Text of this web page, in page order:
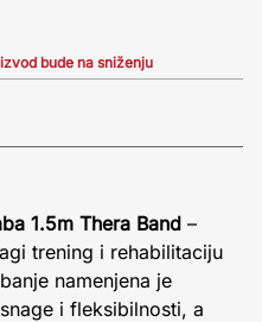
bude na sniženju
1.5m Thera Band –
trening i rehabilitaciju
namenjena je
i fleksibilnosti, a